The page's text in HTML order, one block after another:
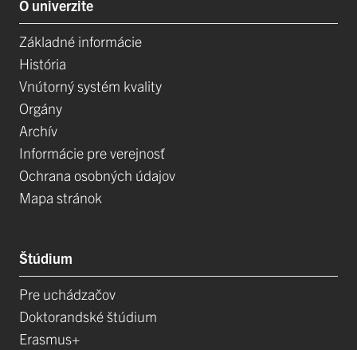
O univerzite
Základné informácie
História
Vnútorný systém kvality
Orgány
Archív
Informácie pre verejnosť
Ochrana osobných údajov
Mapa stránok
Štúdium
Pre uchádzačov
Doktorandské štúdium
Erasmus+